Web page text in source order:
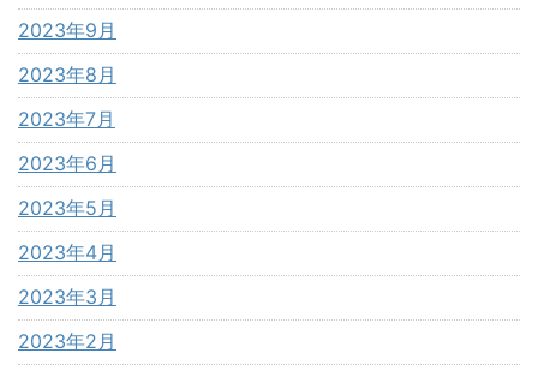
2023年9月
2023年8月
2023年7月
2023年6月
2023年5月
2023年4月
2023年3月
2023年2月